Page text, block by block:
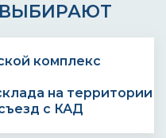
на территории
с КАД